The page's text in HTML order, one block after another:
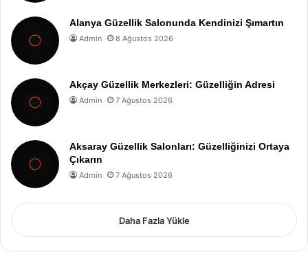
Alanya Güzellik Salonunda Kendinizi Şımartın
Admin 8 Ağustos 2026
Akçay Güzellik Merkezleri: Güzelliğin Adresi
Admin 7 Ağustos 2026
Aksaray Güzellik Salonları: Güzelliğinizi Ortaya
Çıkarın
Admin 7 Ağustos 2026
Daha Fazla Yükle